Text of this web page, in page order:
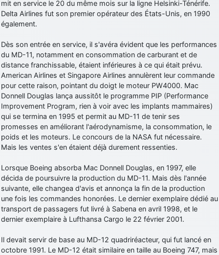
mit en service le 20 du même mois sur la ligne Helsinki-Ténérife.
Delta Airlines fut son premier opérateur des États-Unis, en 1990
également.
Dès son entrée en service, il s'avéra évident que les performances
du MD-11, notamment en consommation de carburant et de
distance franchissable, étaient inférieures à ce qui était prévu.
American Airlines et Singapore Airlines annulèrent leur commande
pour cette raison, pointant du doigt le moteur PW4000. Mac
Donnell Douglas lança aussitôt le programme PIP (Performance
Improvement Program, rien à voir avec les implants mammaires)
qui se termina en 1995 et permit au MD-11 de tenir ses
promesses en améliorant l'aérodynamisme, la consommation, le
poids et les moteurs. Le concours de la NASA fut nécessaire.
Mais les ventes s'en étaient déjà durement ressenties.
Lorsque Boeing absorba Mac Donnell Douglas, en 1997, elle
décida de poursuivre la production du MD-11. Mais dès l'année
suivante, elle changea d'avis et annonça la fin de la production
une fois les commandes honorées. Le dernier exemplaire dédié au
transport de passagers fut livré à Sabena en avril 1998, et le
dernier exemplaire à Lufthansa Cargo le 22 février 2001.
Il devait servir de base au MD-12 quadriréacteur, qui fut lancé en
octobre 1991. Le MD-12 était similaire en taille au Boeing 747, mais